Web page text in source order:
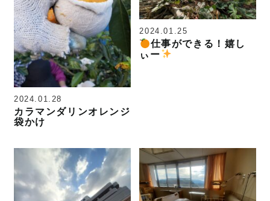
2024.01.28
カラマンダリンオレンジ
袋かけ
2024.01.25
仕事ができる！嬉し
ぃー